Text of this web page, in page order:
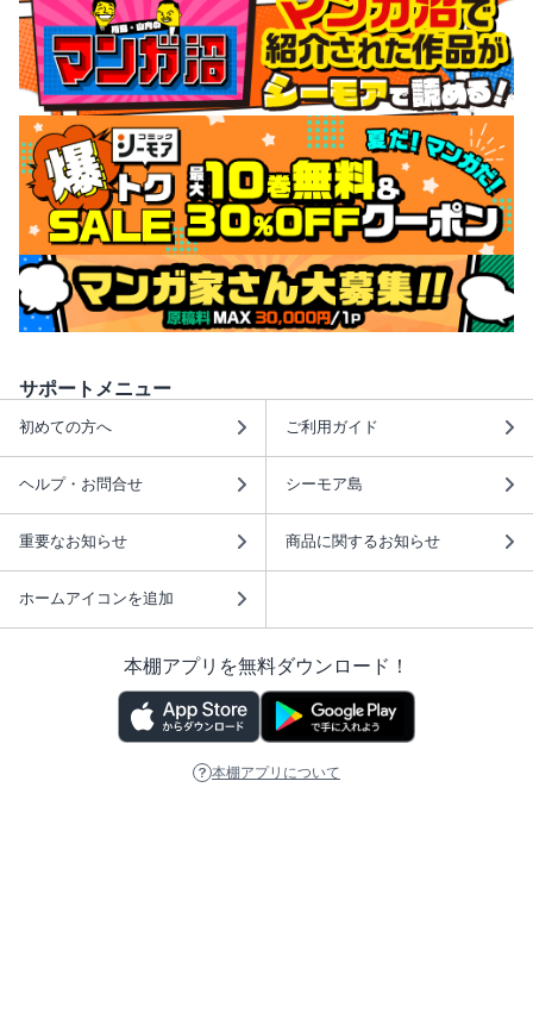
サポートメニュー
初めての方へ ご利用ガイド
ヘルプ・お問合せ シーモア島
重要なお知らせ 商品に関するお知らせ
ホームアイコンを追加
本棚アプリを無料ダウンロード！
本棚アプリについて